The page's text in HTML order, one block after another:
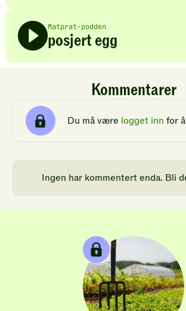
Matprat-podden
posjert egg
Kommentarer
Du må være logget inn for
Ingen har kommentert enda. Bli